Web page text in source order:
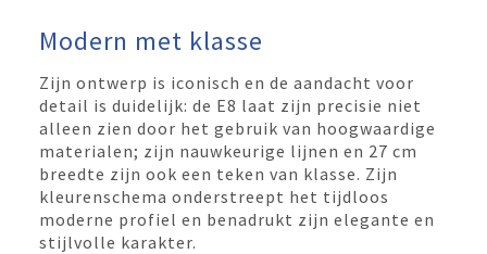
Modern met klasse
Zijn ontwerp is iconisch en de aandacht voor
detail is duidelijk: de E8 laat zijn precisie niet
alleen zien door het gebruik van hoogwaardige
materialen; zijn nauwkeurige lijnen en 27 cm
breedte zijn ook een teken van klasse. Zijn
kleurenschema onderstreept het tijdloos
moderne profiel en benadrukt zijn elegante en
stijlvolle karakter.